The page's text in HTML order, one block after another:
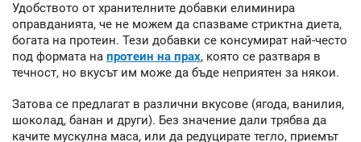
Удобството от хранителните добавки елиминира
оправданията, че не можем да спазваме стриктна диета,
богата на протеин. Тези добавки се консумират най-често
под формата на протеин на прах, която се разтваря в
течност, но вкусът им може да бъде неприятен за някои.
Затова се предлагат в различни вкусове (ягода, ванилия,
шоколад, банан и други). Без значение дали трябва да
качите мускулна маса, или да редуцирате тегло, приемът